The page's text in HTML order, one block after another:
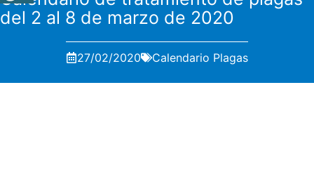
del 2 al 8 de marzo de 2020
27/02/2020 Calendario Plagas